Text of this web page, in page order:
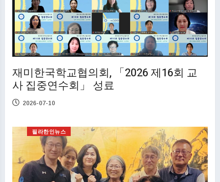
재미한국학교협의회, 「2026 제16회 교
사 집중연수회」 성료
2026-07-10
필라한인뉴스